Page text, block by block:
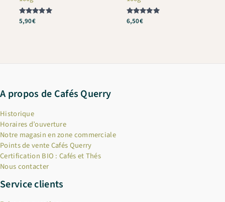
Note
5
5,90€
Note
5
6,50€
A propos de Cafés Querry
Historique
Horaires d’ouverture
Notre magasin en zone commerciale
Points de vente Cafés Querry
Certification BIO : Cafés et Thés
Nous contacter
Service clients